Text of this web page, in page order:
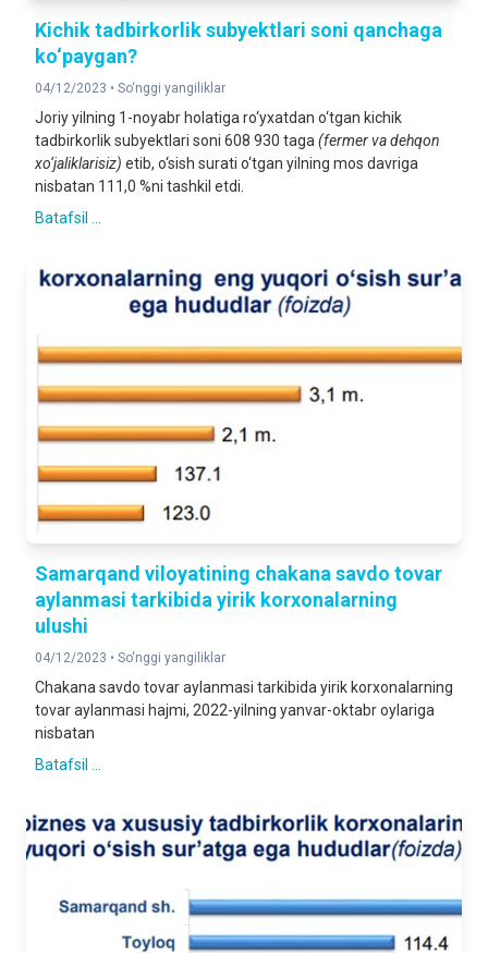
Kichik tadbirkorlik subyektlari soni qanchaga
ko‘paygan?
04/12/2023 • So‘nggi yangiliklar
Joriy yilning 1-noyabr holatiga ro‘yxatdan o‘tgan kichik
tadbirkorlik subyektlari soni 608 930 taga (fermer va dehqon
xo‘jaliklarisiz) etib, o‘sish surati o‘tgan yilning mos davriga
nisbatan 111,0 %ni tashkil etdi.
Batafsil ...
Samarqand viloyatining chakana savdo tovar
aylanmasi tarkibida yirik korxonalarning
ulushi
04/12/2023 • So‘nggi yangiliklar
Chakana savdo tovar aylanmasi tarkibida yirik korxonalarning
tovar aylanmasi hajmi, 2022-yilning yanvar-oktabr oylariga
nisbatan
Batafsil ...